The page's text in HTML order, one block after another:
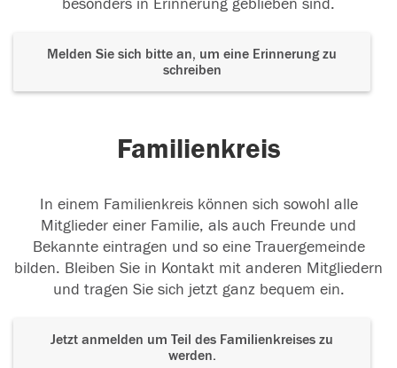
besonders in Erinnerung geblieben sind.
Melden Sie sich bitte an, um eine Erinnerung zu
schreiben
Familienkreis
In einem Familienkreis können sich sowohl alle
Mitglieder einer Familie, als auch Freunde und
Bekannte eintragen und so eine Trauergemeinde
bilden. Bleiben Sie in Kontakt mit anderen Mitgliedern
und tragen Sie sich jetzt ganz bequem ein.
Jetzt anmelden um Teil des Familienkreises zu
werden.